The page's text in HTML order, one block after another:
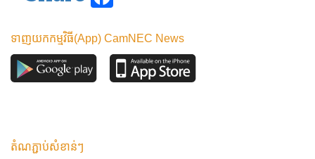
ទាញយកកម្មវិធី(App) CamNEC News
តំណភ្ជាប់សំខាន់ៗ